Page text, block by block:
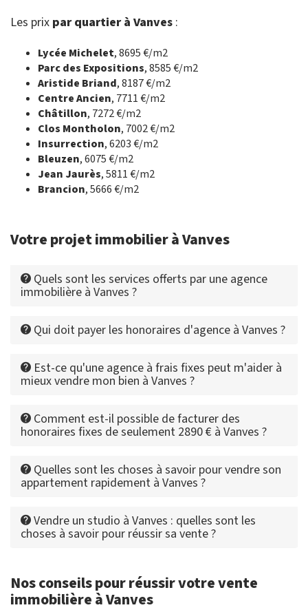
Les prix par quartier à Vanves :
Lycée Michelet, 8695 €/m2
Parc des Expositions, 8585 €/m2
Aristide Briand, 8187 €/m2
Centre Ancien, 7711 €/m2
Châtillon, 7272 €/m2
Clos Montholon, 7002 €/m2
Insurrection, 6203 €/m2
Bleuzen, 6075 €/m2
Jean Jaurès, 5811 €/m2
Brancion, 5666 €/m2
Votre projet immobilier à Vanves
Quels sont les services offerts par une agence
immobilière à Vanves ?
Qui doit payer les honoraires d'agence à Vanves ?
Est-ce qu'une agence à frais fixes peut m'aider à
mieux vendre mon bien à Vanves ?
Comment est-il possible de facturer des
honoraires fixes de seulement 2890 € à Vanves ?
Quelles sont les choses à savoir pour vendre son
appartement rapidement à Vanves ?
Vendre un studio à Vanves : quelles sont les
choses à savoir pour réussir sa vente ?
Nos conseils pour réussir votre vente
immobilière à Vanves